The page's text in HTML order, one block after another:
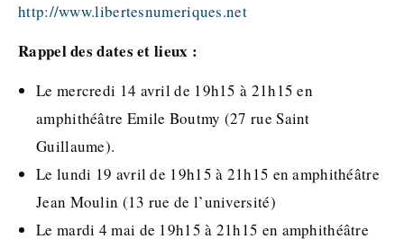
http://www.libertesnumeriques.net
Rappel des dates et lieux :
Le mercredi 14 avril de 19h15 à 21h15 en
amphithéâtre Emile Boutmy (27 rue Saint
Guillaume).
Le lundi 19 avril de 19h15 à 21h15 en amphithéâtre
Jean Moulin (13 rue de l’université)
Le mardi 4 mai de 19h15 à 21h15 en amphithéâtre